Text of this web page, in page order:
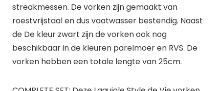
streakmessen. De vorken zijn gemaakt van
roestvrijstaal en dus vaatwasser bestendig. Naast
de De kleur zwart zijn de vorken ook nog
beschikbaar in de kleuren parelmoer en RVS. De
vorken hebben een totale lengte van 25cm.